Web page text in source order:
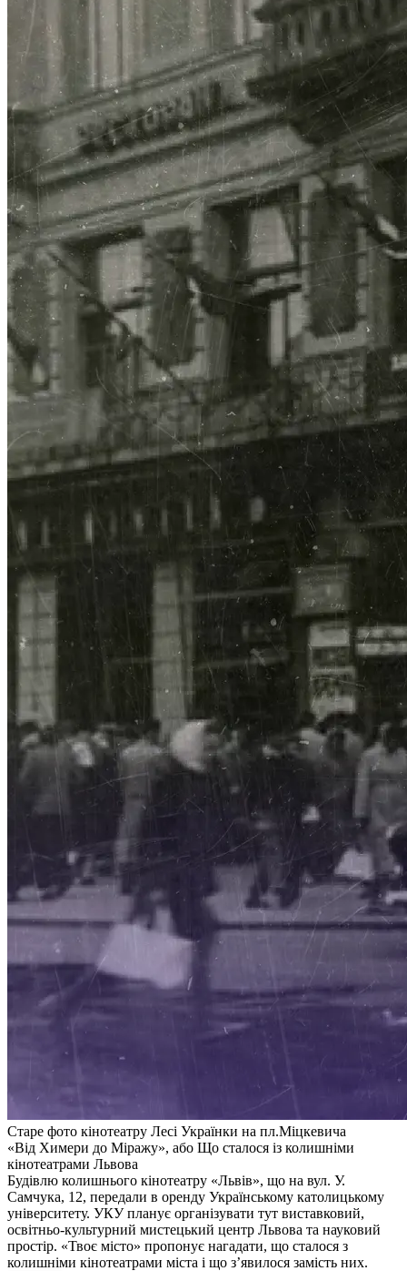
Старе фото кінотеатру Лесі Українки на пл.Міцкевича
«Від Химери до Міражу», або Що сталося із колишніми
кінотеатрами Львова
Будівлю колишнього кінотеатру «Львів», що на вул. У.
Самчука, 12, передали в оренду Українському католицькому
університету. УКУ планує організувати тут виставковий,
освітньо-культурний мистецький центр Львова та науковий
простір. «Твоє місто» пропонує нагадати, що сталося з
колишніми кінотеатрами міста і що з’явилося замість них.